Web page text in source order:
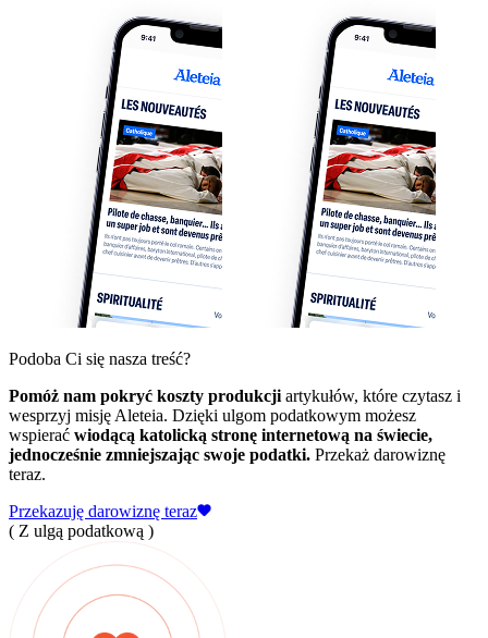
Podoba Ci się nasza treść?
Pomóż nam pokryć koszty produkcji artykułów, które czytasz i
wesprzyj misję Aleteia. Dzięki ulgom podatkowym możesz
wspierać wiodącą katolicką stronę internetową na świecie,
jednocześnie zmniejszając swoje podatki. Przekaż darowiznę
teraz.
Przekazuję darowiznę teraz
( Z ulgą podatkową )